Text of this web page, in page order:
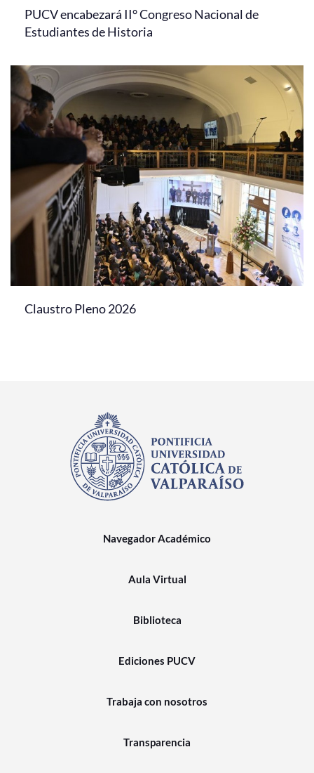
PUCV encabezará II° Congreso Nacional de
Estudiantes de Historia
Claustro Pleno 2026
Navegador Académico
Aula Virtual
Biblioteca
Ediciones PUCV
Trabaja con nosotros
Transparencia